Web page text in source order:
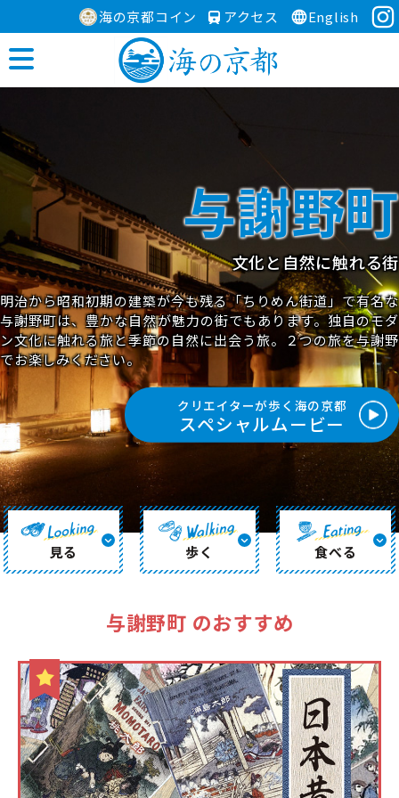
海の京都コイン アクセス English
与謝野町
文化と自然に触れる街
明治から昭和初期の建築が今も残る「ちりめん街道」で有名な
与謝野町は、豊かな自然が魅力の街でもあります。独自のモダ
ン文化に触れる旅と季節の自然に出会う旅。２つの旅を与謝野
でお楽しみください。
クリエイターが歩く海の京都
スペシャルムービー
見る 歩く 食べる
与謝野町 のおすすめ